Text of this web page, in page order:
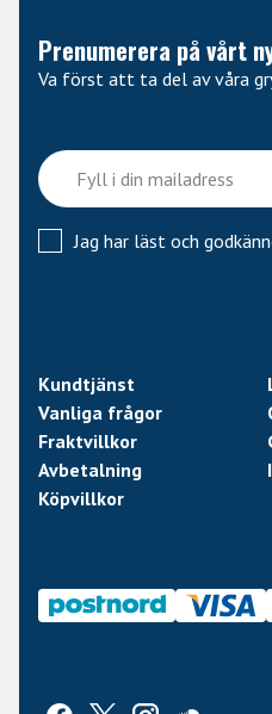
Prenumerera på vårt
Va först att ta del av våra
Jag har läst och
Kundtjänst
Vanliga frågor
Fraktvillkor
Avbetalning
Köpvillkor